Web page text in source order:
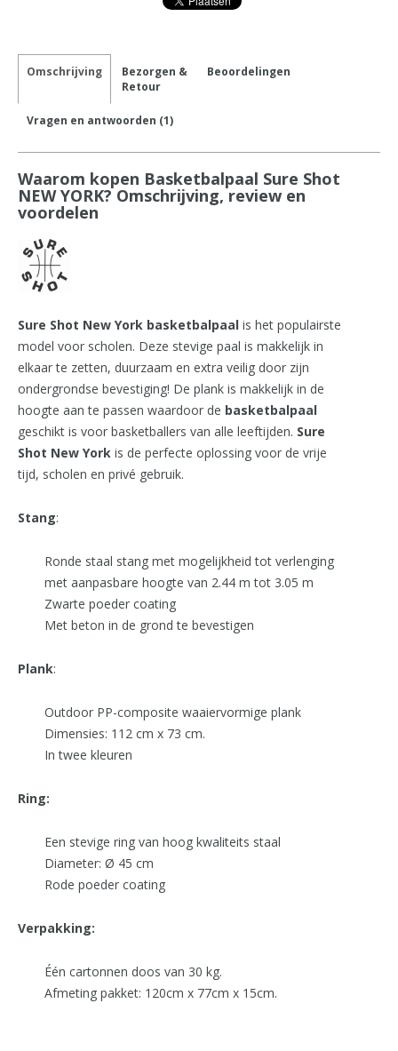
Omschrijving
Bezorgen &
Retour
Beoordelingen
Vragen en antwoorden (1)
Waarom kopen Basketbalpaal Sure Shot
NEW YORK? Omschrijving, review en
voordelen
Sure Shot New York basketbalpaal is het populairste
model voor scholen. Deze stevige paal is makkelijk in
elkaar te zetten, duurzaam en extra veilig door zijn
ondergrondse bevestiging! De plank is makkelijk in de
hoogte aan te passen waardoor de basketbalpaal
geschikt is voor basketballers van alle leeftijden. Sure
Shot New York is de perfecte oplossing voor de vrije
tijd, scholen en privé gebruik.
Stang:
Ronde staal stang met mogelijkheid tot verlenging
met aanpasbare hoogte van 2.44 m tot 3.05 m
Zwarte poeder coating
Met beton in de grond te bevestigen
Plank:
Outdoor PP-composite waaiervormige plank
Dimensies: 112 cm x 73 cm.
In twee kleuren
Ring:
Een stevige ring van hoog kwaliteits staal
Diameter: Ø 45 cm
Rode poeder coating
Verpakking:
Één cartonnen doos van 30 kg.
Afmeting pakket: 120cm x 77cm x 15cm.